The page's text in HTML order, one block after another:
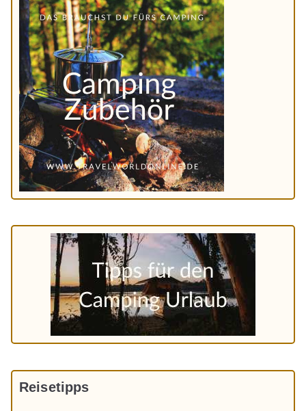
Reisetipps